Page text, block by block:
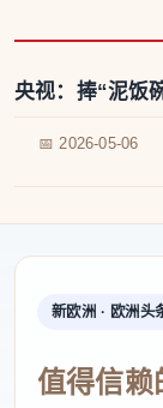
央视：捧“泥饭
📅 2026-05-06
新欧洲 · 欧洲头
值得信赖